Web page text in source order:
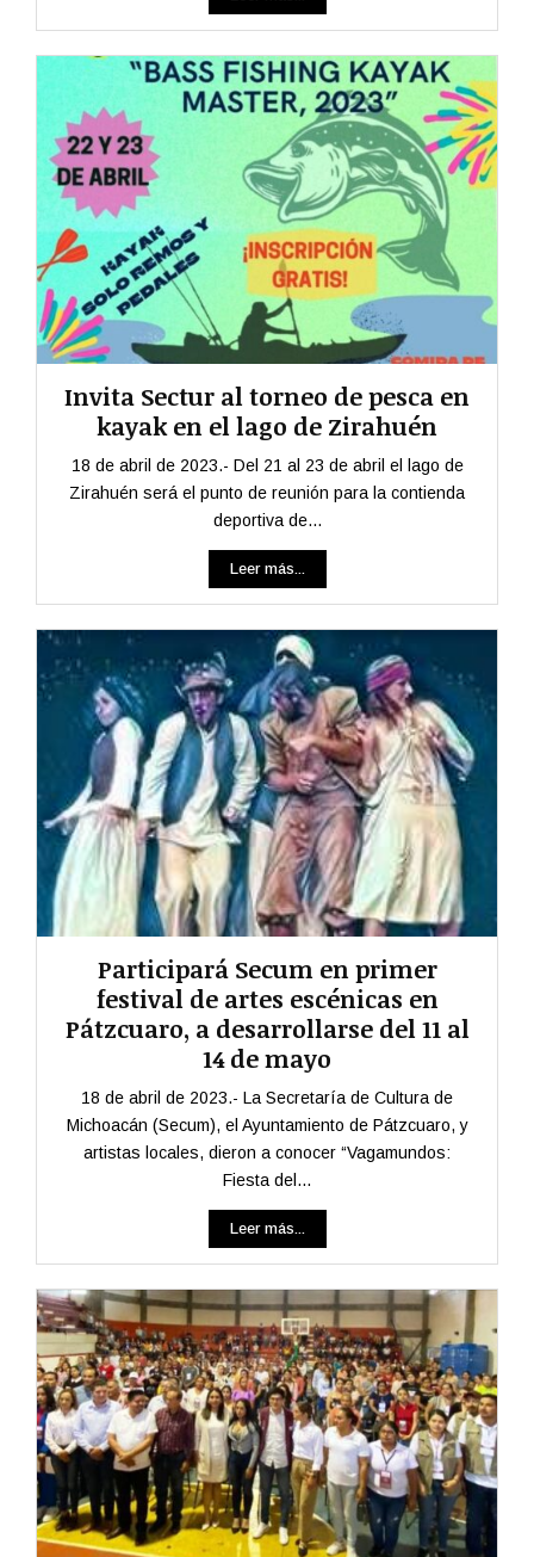
Invita Sectur al torneo de pesca en
kayak en el lago de Zirahuén
18 de abril de 2023.- Del 21 al 23 de abril el lago de
Zirahuén será el punto de reunión para la contienda
deportiva de...
Leer más...
Participará Secum en primer
festival de artes escénicas en
Pátzcuaro, a desarrollarse del 11 al
14 de mayo
18 de abril de 2023.- La Secretaría de Cultura de
Michoacán (Secum), el Ayuntamiento de Pátzcuaro, y
artistas locales, dieron a conocer “Vagamundos:
Fiesta del...
Leer más...